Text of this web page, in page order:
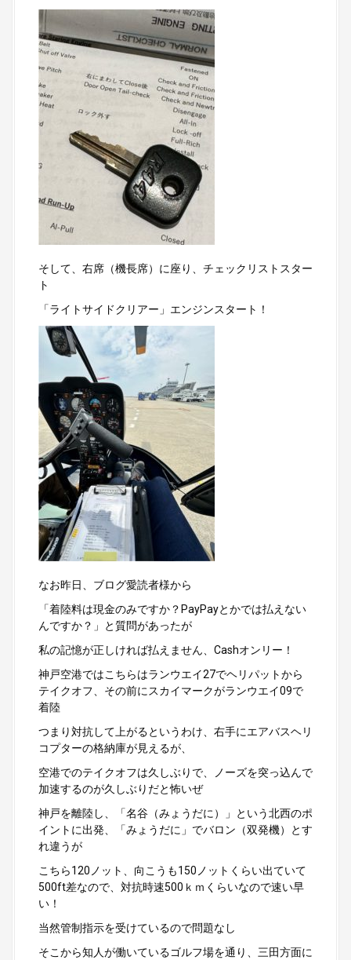
そして、右席（機長席）に座り、チェックリストスター
ト
「ライトサイドクリアー」エンジンスタート！
なお昨日、ブログ愛読者様から
「着陸料は現金のみですか？PayPayとかでは払えない
んですか？」と質問があったが
私の記憶が正しければ払えません、Cashオンリー！
神戸空港ではこちらはランウエイ27でヘリパットから
テイクオフ、その前にスカイマークがランウエイ09で
着陸
つまり対抗して上がるというわけ、右手にエアバスヘリ
コプターの格納庫が見えるが、
空港でのテイクオフは久しぶりで、ノーズを突っ込んで
加速するのが久しぶりだと怖いぜ
神戸を離陸し、「名谷（みょうだに）」という北西のポ
イントに出発、「みょうだに」でバロン（双発機）とす
れ違うが
こちら120ノット、向こうも150ノットくらい出ていて
500ft差なので、対抗時速500ｋｍくらいなので速い早
い！
当然管制指示を受けているので問題なし
そこから知人が働いているゴルフ場を通り、三田方面に